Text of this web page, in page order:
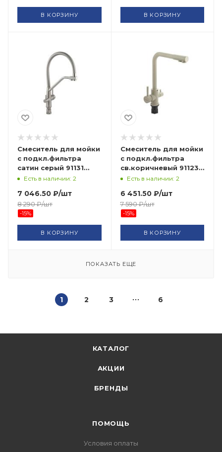
В КОРЗИНУ В КОРЗИНУ
Смеситель для мойки
с подкл.фильтра
сатин серый 91131
МАГНУС САНАКС
Есть в наличии: 2
7 046.50 ₽/шт
8 290₽/шт
-15%
В КОРЗИНУ
Смеситель для мойки
с подкл.фильтра
св.коричневый 91123
МАГНУС САНАКС
Есть в наличии: 2
6 451.50₽/шт
7 590₽/шт
-15%
В КОРЗИНУ
ПОКАЗАТЬ ЕЩЕ
1 2 3 6
КАТАЛОГ
АКЦИИ
БРЕНДЫ
ПОМОЩЬ
Условия оплаты